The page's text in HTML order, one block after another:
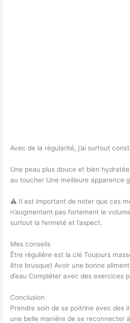
Avec de la régularité, j’ai surtout
Une peau plus douce et bien
au toucher Une meilleure apparence
⚠️ Il est important de noter que ces
n’augmentent pas fortement le
surtout la fermeté et l’aspect.
Mes conseils
Être régulière est la clé Toujours
être brusque) Avoir une bonne
d’eau Compléter avec des exercices
Conclusion
Prendre soin de sa poitrine avec des
une belle manière de se reconnecter